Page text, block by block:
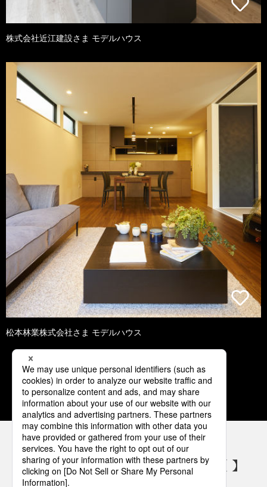
株式会社近江建設さま モデルハウス
松本林業株式会社さま モデルハウス
1 2 3 4 5
パナソニックの電気設備 SNSアカウント